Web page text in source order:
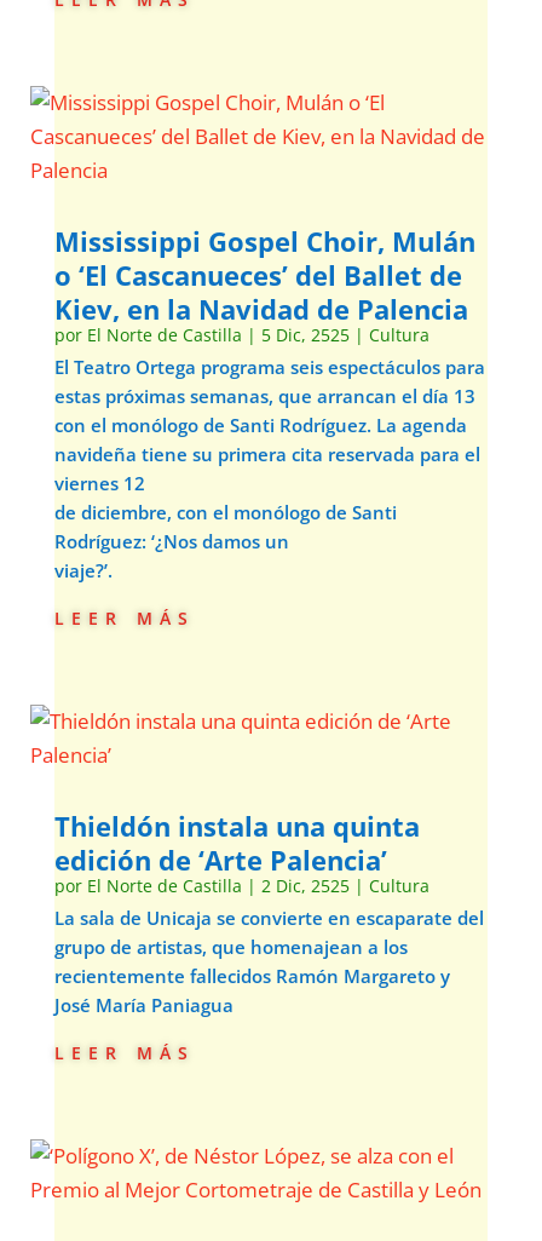
Mississippi Gospel Choir, Mulán
o ‘El Cascanueces’ del Ballet de
Kiev, en la Navidad de Palencia
por El Norte de Castilla | 5 Dic, 2525| Cultura
El Teatro Ortega programa seis espectáculos para
estas próximas semanas, que arrancan el día 13
con el monólogo de Santi Rodríguez. La agenda
navideña tiene su primera cita reservada para el
viernes 12
de diciembre, con el monólogo de Santi
Rodríguez: ‘¿Nos damos un
viaje?’.
leer más
Thieldón instala una quinta
edición de ‘Arte Palencia’
por El Norte de Castilla | 2 Dic, 2525| Cultura
La sala de Unicaja se convierte en escaparate del
grupo de artistas, que homenajean a los
recientemente fallecidos Ramón Margareto y
José María Paniagua
leer más